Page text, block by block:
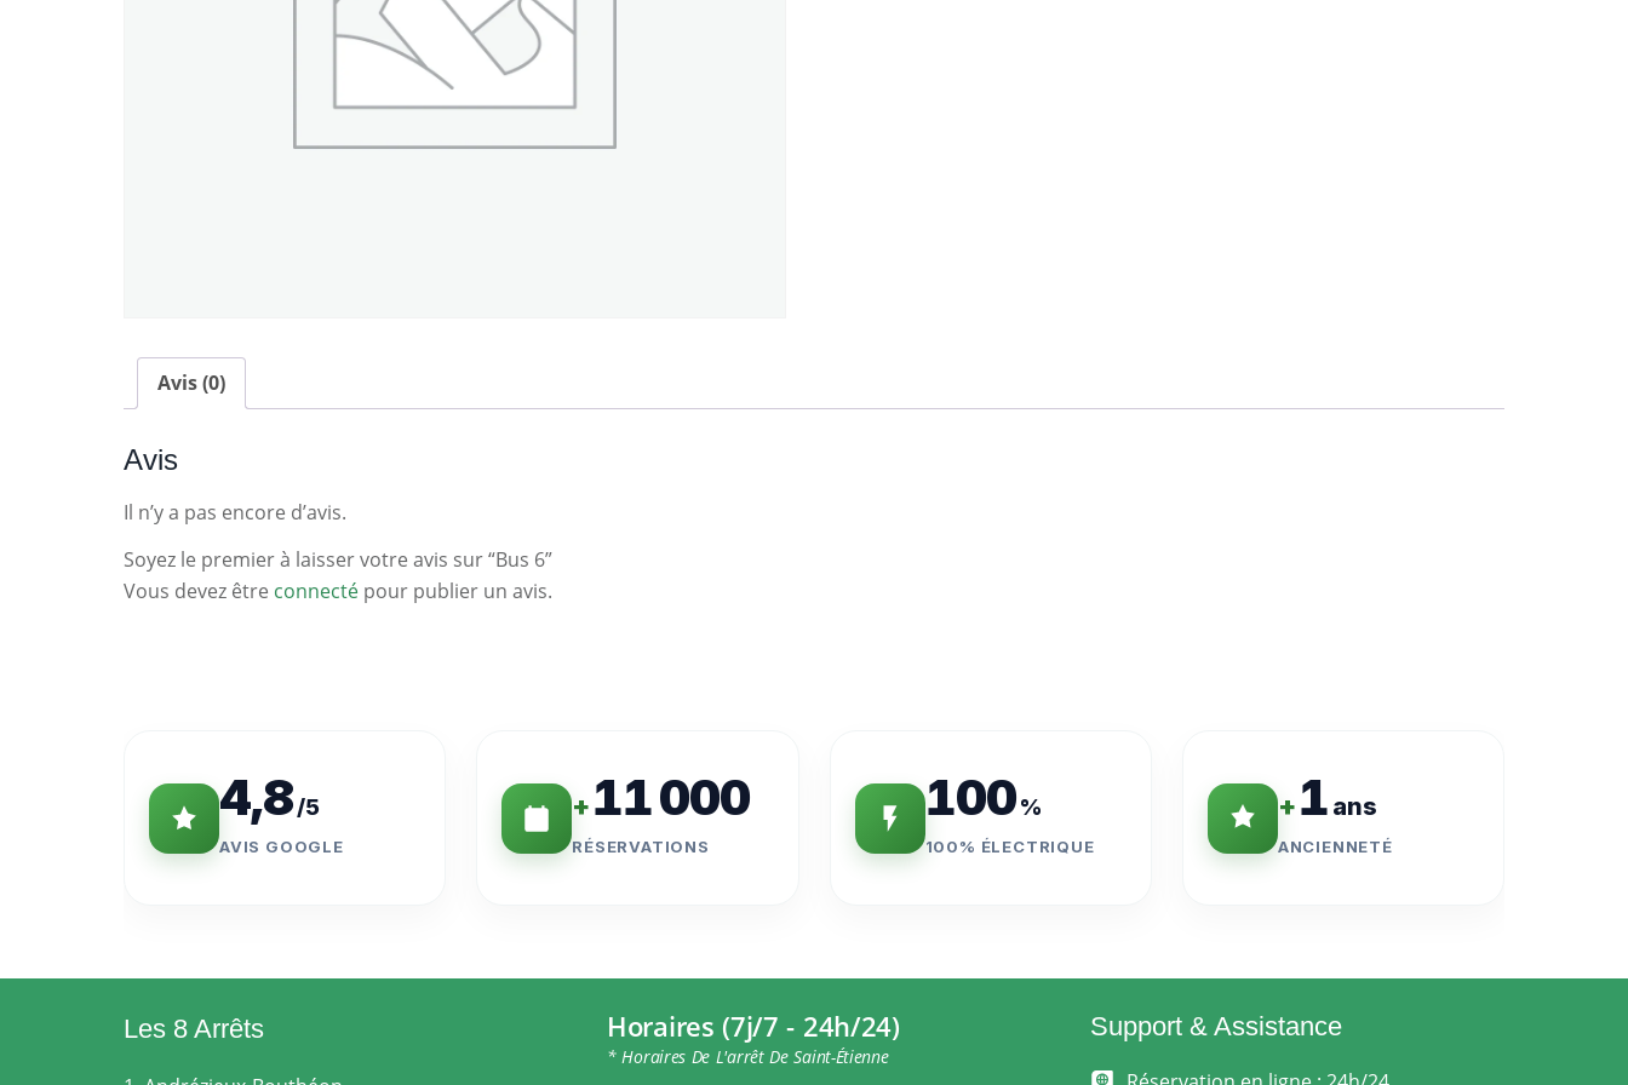
Avis (0)
Avis
Il n’y a pas encore d’avis.
Soyez le premier à laisser votre avis sur “Bus 6”
Vous devez être connecté pour publier un avis.
4,8/5
AVIS GOOGLE
+11 000
RÉSERVATIONS
100 %
100% ÉLECTRIQUE
+1 ans
ANCIENNETÉ
Les 8 Arrêts Horaires (7j/7 - 24h/24)
* Horaires De L'arrêt De Saint-Étienne
Support & Assistance